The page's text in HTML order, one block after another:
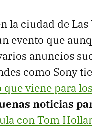
la ciudad de Las
evento que
anuncios
como Sony
que viene para
noticias
con Tom